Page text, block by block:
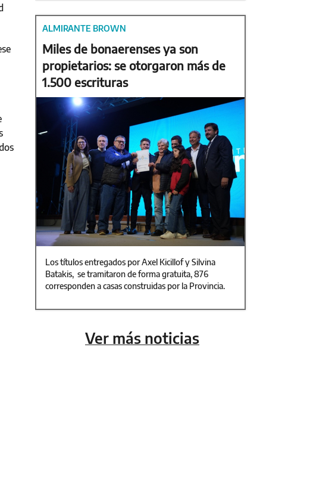
ALMIRANTE BROWN
Miles de bonaerenses ya son
propietarios: se otorgaron más de
1.500 escrituras
Los títulos entregados por Axel Kicillof y Silvina
Batakis, se tramitaron de forma gratuita, 876
corresponden a casas construidas por la Provincia.
Ver más noticias